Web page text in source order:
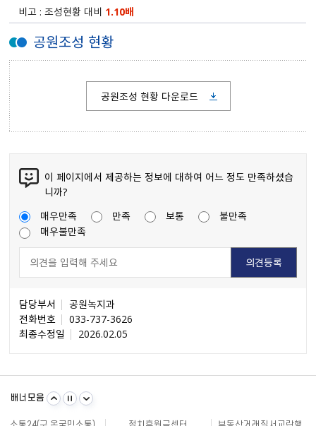
조성현황 대비 1.10배
공원조성 현황
공원조성 현황 다운로드
이 페이지에서 제공하는 정보에 대하여 어느 정도 만족하셨습
니까?
매우만족
만족 보통
불만족
매우불만족
담당부서
공원녹지과
전화번호
033-737-3626
최종수정일
2026.02.05
배너모음
강원일자리정보망